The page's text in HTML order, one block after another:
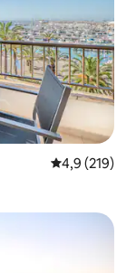
Xếp hạng
4,9 (219)